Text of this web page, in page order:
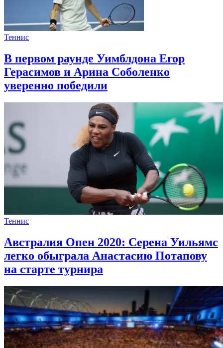
Теннис
В первом раунде Уимблдона Егор
Герасимов и Арина Соболенко
уверенно победили
Теннис
Австралия Опен 2020: Серена Уильямс
легко обыграла Анастасию Потапову
на старте турнира